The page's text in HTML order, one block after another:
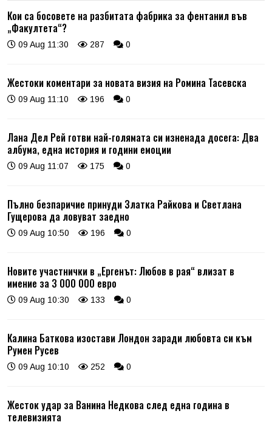
Кои са босовете на разбитата фабрика за фентанил във
„Факултета“?
09 Aug 11:30 287 0
Жестоки коментари за новата визия на Ромина Тасевска
09 Aug 11:10 196 0
Лана Дел Рей готви най-голямата си изненада досега: Два
албума, една история и години емоции
09 Aug 11:07 175 0
Пълно безпаричие принуди Златка Райкова и Светлана
Гущерова да ловуват заедно
09 Aug 10:50 196 0
Новите участнички в „Ергенът: Любов в рая“ влизат в
имение за 3 000 000 евро
09 Aug 10:30 133 0
Калина Баткова изостави Лондон заради любовта си към
Румен Русев
09 Aug 10:10 252 0
Жесток удар за Ванина Недкова след една година в
телевизията